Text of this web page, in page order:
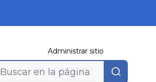
Administrar sitio
Buscar en la página